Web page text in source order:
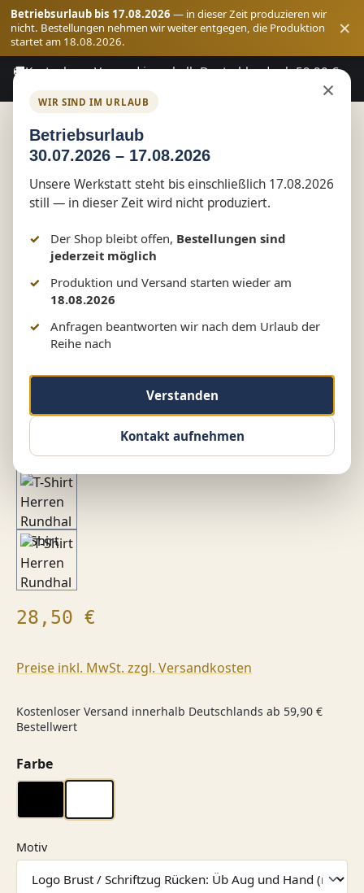
Zum Hauptinhalt springen
Betriebsurlaub bis 17.08.2026 — in dieser Zeit produzieren wir
nicht. Bestellungen nehmen wir weiter entgegen, die Produktion
startet am 18.08.2026.
×
×
WIR SIND IM URLAUB
Betriebsurlaub
30.07.2026 – 17.08.2026
Unsere Werkstatt steht bis einschließlich 17.08.2026
still — in dieser Zeit wird nicht produziert.
Der Shop bleibt offen, Bestellungen sind
jederzeit möglich
Produktion und Versand starten wieder am
18.08.2026
Anfragen beantworten wir nach dem Urlaub der
Reihe nach
Verstanden
Kontakt aufnehmen
🚚Kostenloser Versand innerhalb Deutschlands ab 59,90 €
Bestellwert
Shop Vereinswelt Schützenzunft Tessin
Bildergalerie überspringen
Regulärer Preis:
28,50 €
Preise inkl. MwSt. zzgl. Versandkosten
Kostenloser Versand innerhalb Deutschlands ab 59,90 €
Bestellwert
Farbeauswählen
Motivauswählen